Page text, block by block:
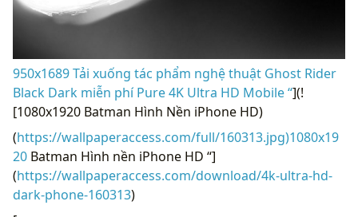
950x1689 Tải xuống tác phẩm nghệ thuật Ghost Rider
Black Dark miễn phí Pure 4K Ultra HD Mobile “](!
[1080x1920 Batman Hình Nền iPhone HD)
(https://wallpaperaccess.com/full/160313.jpg)1080x19
20 Batman Hình nền iPhone HD “]
(https://wallpaperaccess.com/download/4k-ultra-hd-
dark-phone-160313)